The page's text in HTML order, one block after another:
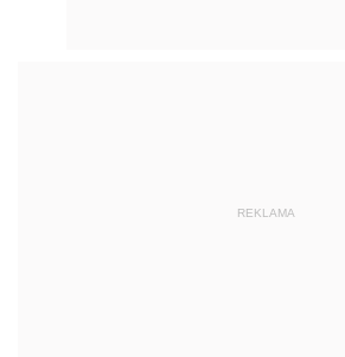
REKLAMA